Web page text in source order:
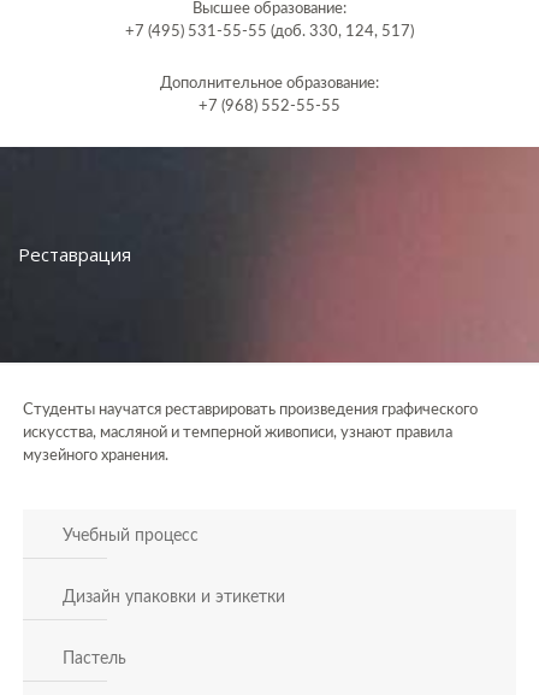
Высшее образование:
+7 (495) 531-55-55 (доб. 330, 124, 517)
Дополнительное образование:
+7 (968) 552-55-55
Реставрация
Студенты научатся реставрировать произведения графического
искусства, масляной и темперной живописи, узнают правила
музейного хранения.
Учебный процесс
Дизайн упаковки и этикетки
Пастель